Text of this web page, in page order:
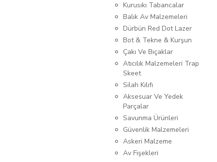
Kurusıkı Tabancalar
Balık Av Malzemeleri
Dürbün Red Dot Lazer
Bot & Tekne & Kurşun
Çakı Ve Bıçaklar
Atıcılık Malzemeleri Trap
Skeet
Silah Kılıfı
Aksesuar Ve Yedek
Parçalar
Savunma Ürünleri
Güvenlik Malzemeleri
Askeri Malzeme
Av Fişekleri